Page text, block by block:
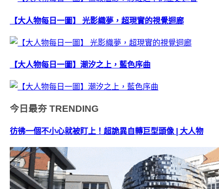
【大人物每日一圖】 光影織夢，超現實的視覺迴廊
【大人物每日一圖】潮汐之上，藍色序曲
今日最夯 TRENDING
彷彿一個不小心就被盯上！超詭異自轉巨型頭像 | 大人物